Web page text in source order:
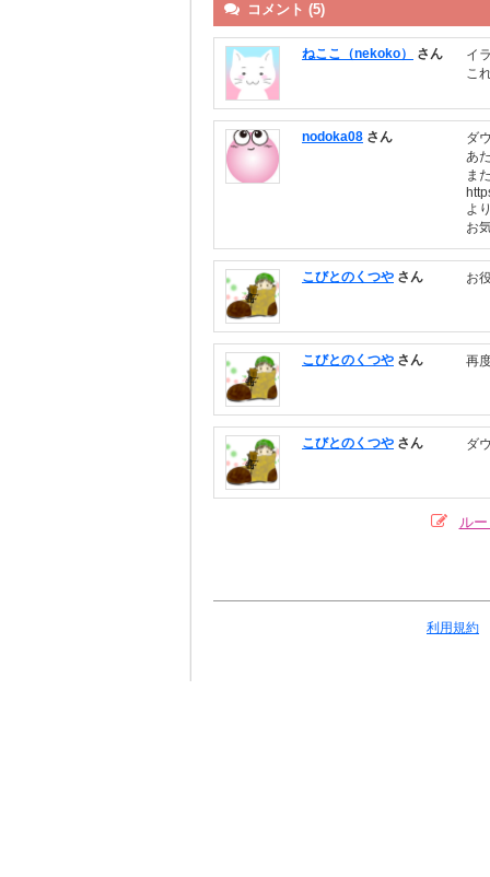
コメント (5)
ねここ（nekoko） さん
イ
こ
nodoka08 さん
ダ
あ
ま
よ
お
こびとのくつや さん お
こびとのくつや さん 再
こびとのくつや さん ダ
ル
利用規約